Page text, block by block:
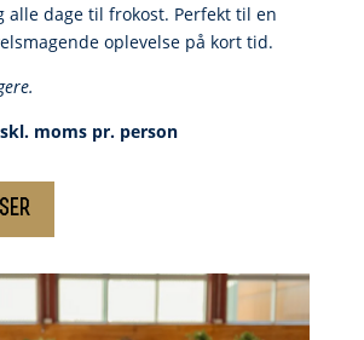
alle dage til frokost. Perfekt til en
oplevelse på kort tid.
moms pr. person